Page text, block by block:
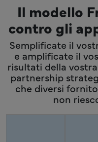
Il modello
contro gli
Semplificate il
e amplificate il
risultati della
partnership
che diversi
non